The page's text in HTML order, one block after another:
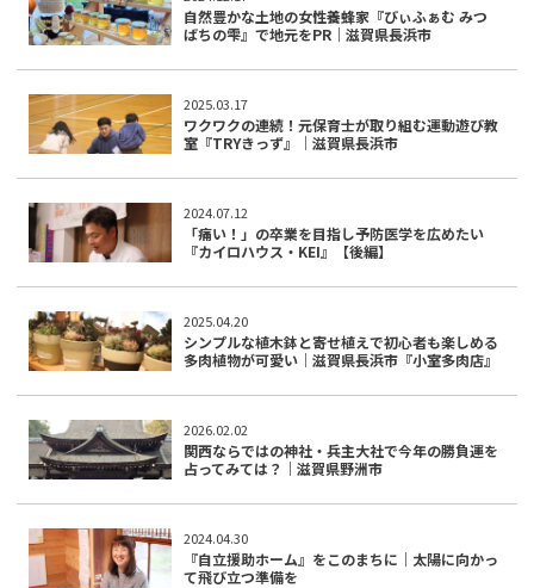
自然豊かな土地の女性養蜂家『びぃふぁむ みつ
ばちの雫』で地元をPR｜滋賀県長浜市
2025.03.17
ワクワクの連続！元保育士が取り組む運動遊び教
室『TRYきっず』｜滋賀県長浜市
2024.07.12
「痛い！」の卒業を目指し予防医学を広めたい
『カイロハウス・KEI』【後編】
2025.04.20
シンプルな植木鉢と寄せ植えで初心者も楽しめる
多肉植物が可愛い｜滋賀県長浜市『小室多肉店』
2026.02.02
関西ならではの神社・兵主大社で今年の勝負運を
占ってみては？｜滋賀県野洲市
2024.04.30
『自立援助ホーム』をこのまちに｜太陽に向かっ
て飛び立つ準備を